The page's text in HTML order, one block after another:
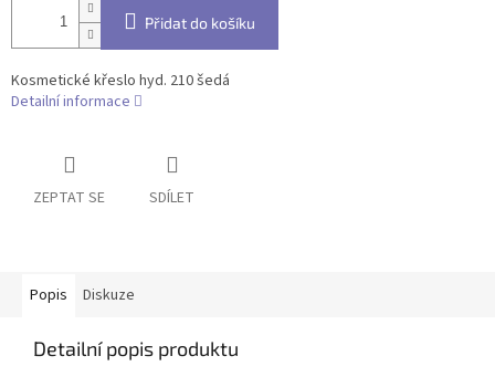
Přidat do košíku
Kosmetické křeslo hyd. 210 šedá
Detailní informace
ZEPTAT SE SDÍLET
Popis Diskuze
Detailní popis produktu